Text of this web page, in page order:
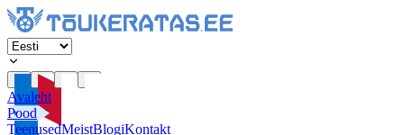
Avaleht
Pood
TeenusedMeistBlogiKontakt